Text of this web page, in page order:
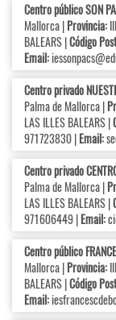
Centro público SON
Mallorca |Provincia:
BALEARS |Código
Email:
Centro privado
Palma de Mallorca |
LAS ILLES BALEARS |
971723830 |Email:
Centro privado
Palma de Mallorca |
LAS ILLES BALEARS |
971606449 |Email:
Centro público
Mallorca |Provincia:
BALEARS |Código
Email: